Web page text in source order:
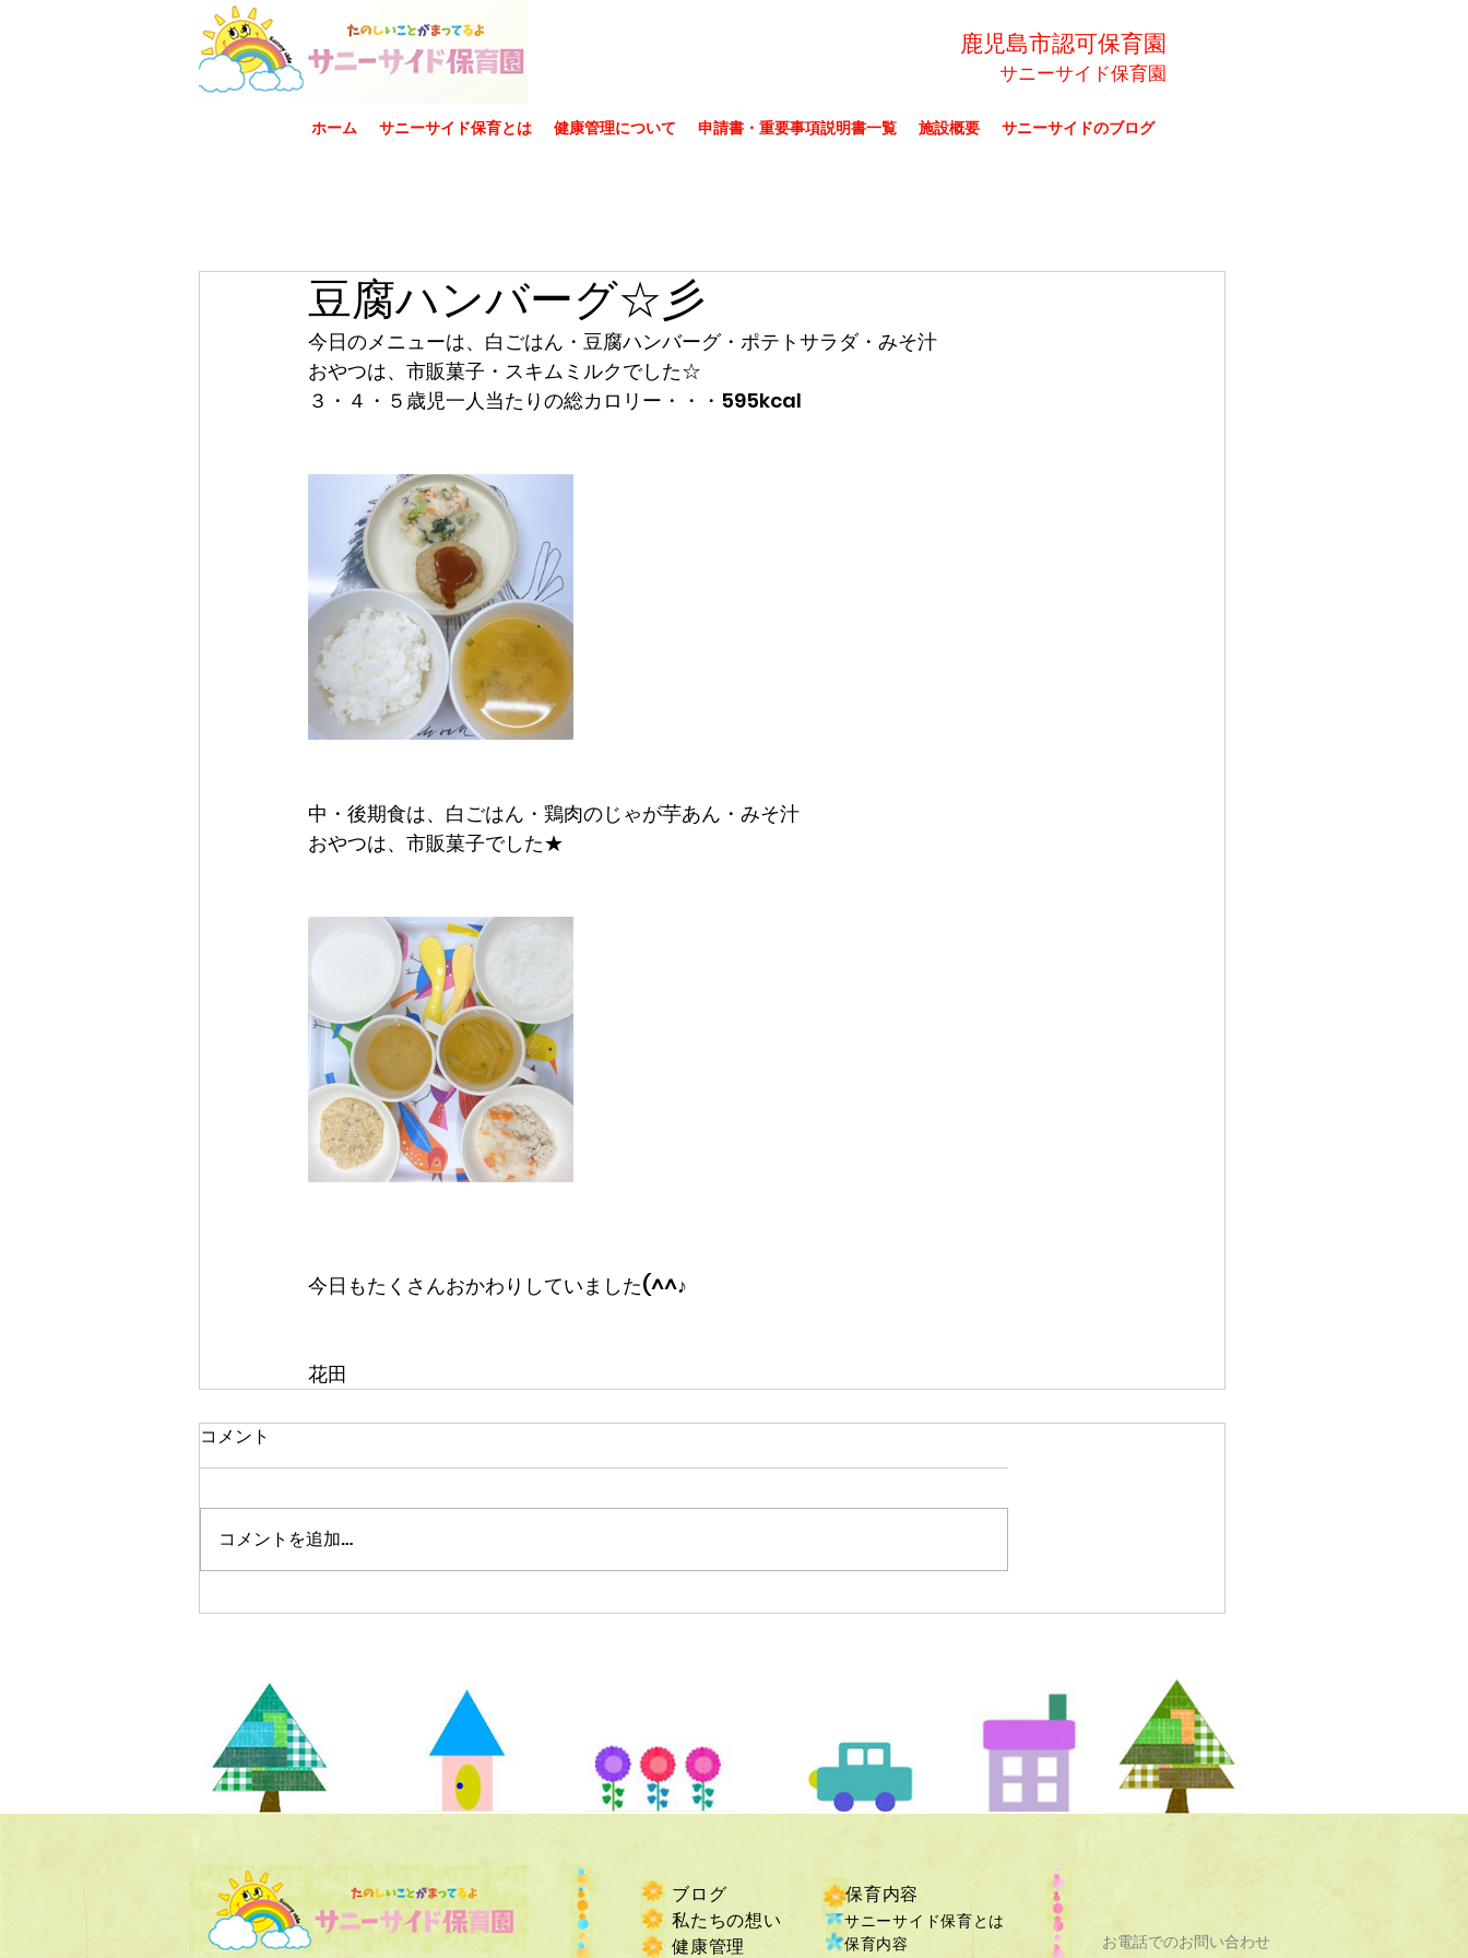
鹿児島市認可保育園
サニーサイド保育園
ホーム サニーサイド保育とは 健康管理について 申請書・重要事項説明書一覧 施設概要 サニーサイドのブログ
豆腐ハンバーグ☆彡
今日のメニューは、白ごはん・豆腐ハンバーグ・ポテトサラダ・みそ汁
おやつは、市販菓子・スキムミルクでした☆
３・４・５歳児一人当たりの総カロリー・・・595kcal
中・後期食は、白ごはん・鶏肉のじゃが芋あん・みそ汁
おやつは、市販菓子でした★
今日もたくさんおかわりしていました(^^♪
花田
コメント
コメントを追加…
ブログ
私たちの想い
健康管理
保育内容
サニーサイド保育とは
保育内容
お電話でのお問い合わせ